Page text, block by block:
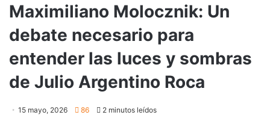
Maximiliano Molocznik: Un
debate necesario para
entender las luces y sombras
de Julio Argentino Roca
15 mayo, 2026 86 2 minutos leídos